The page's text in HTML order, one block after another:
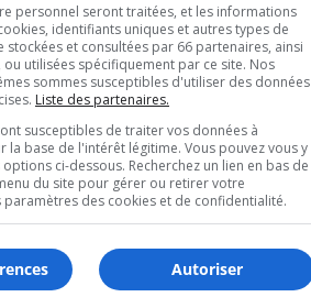
personnel seront traitées, et les informations
identifiants uniques et autres types de
et consultées par 66 partenaires, ainsi
ou utilisées spécifiquement par ce site. Nos
sommes susceptibles d'utiliser des données
Liste des partenaires.
susceptibles de traiter vos données à
la base de l'intérêt légitime. Vous pouvez vous y
ci-dessous. Recherchez un lien en bas de
du site pour gérer ou retirer votre
paramètres des cookies et de confidentialité.
Autoriser